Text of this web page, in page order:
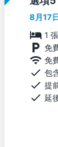
8月17
1
免
免
包
提
延